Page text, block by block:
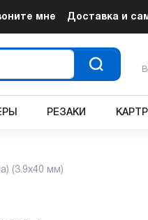
мне Доставка и
РЕЗАКИ
(3.9x40 мм)